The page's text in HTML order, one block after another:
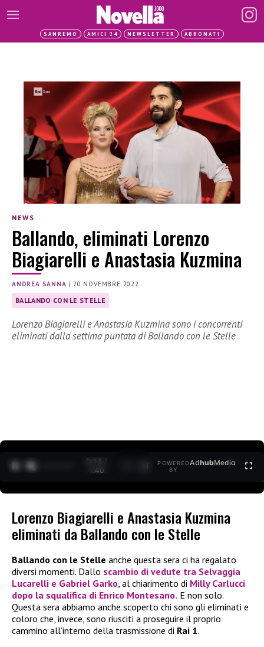
SANREMO AMICI 24 NEWSLETTER ABBONATI
NEWS
Ballando, eliminati Lorenzo
Biagiarelli e Anastasia Kuzmina
ANDREA SANNA |20 NOVEMBRE 2022
BALLANDO CON LE STELLE
Lorenzo Biagiarelli e Anastasia Kuzmina sono i concorrenti
eliminati dalla settima puntata di Ballando con le Stelle
0:14 /
1:40
POWERED
BY
AdhubMedia
Lorenzo Biagiarelli e Anastasia Kuzmina
eliminati da Ballando con le Stelle
Ballando con le Stelle anche questa sera ci ha regalato
diversi momenti. Dallo scambio di vedute tra Selvaggia
Lucarelli e Gabriel Garko, al chiarimento di Milly Carlucci
dopo la squalifica di Enrico Montesano. E non solo.
Questa sera abbiamo anche scoperto chi sono gli eliminati e
coloro che, invece, sono riusciti a proseguire il proprio
cammino all’interno della trasmissione di Rai 1.